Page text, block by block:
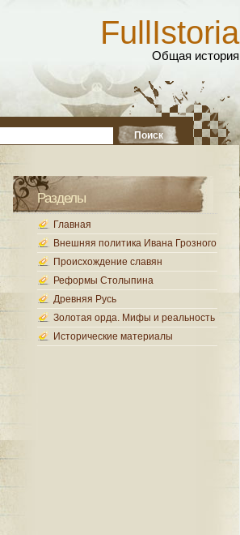
FullIstoria
Общая история
Разделы
Главная
Внешняя политика Ивана Грозного
Происхождение славян
Реформы Столыпина
Древняя Русь
Золотая орда. Мифы и реальность
Исторические материалы